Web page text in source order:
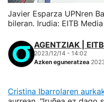
Javier Esparza UPNren
bileran. Irudia: EITB Media
AGENTZIAK |
2023/12/14 - 14:02
Azken eguneratzea
Cristina Ibarrolaren